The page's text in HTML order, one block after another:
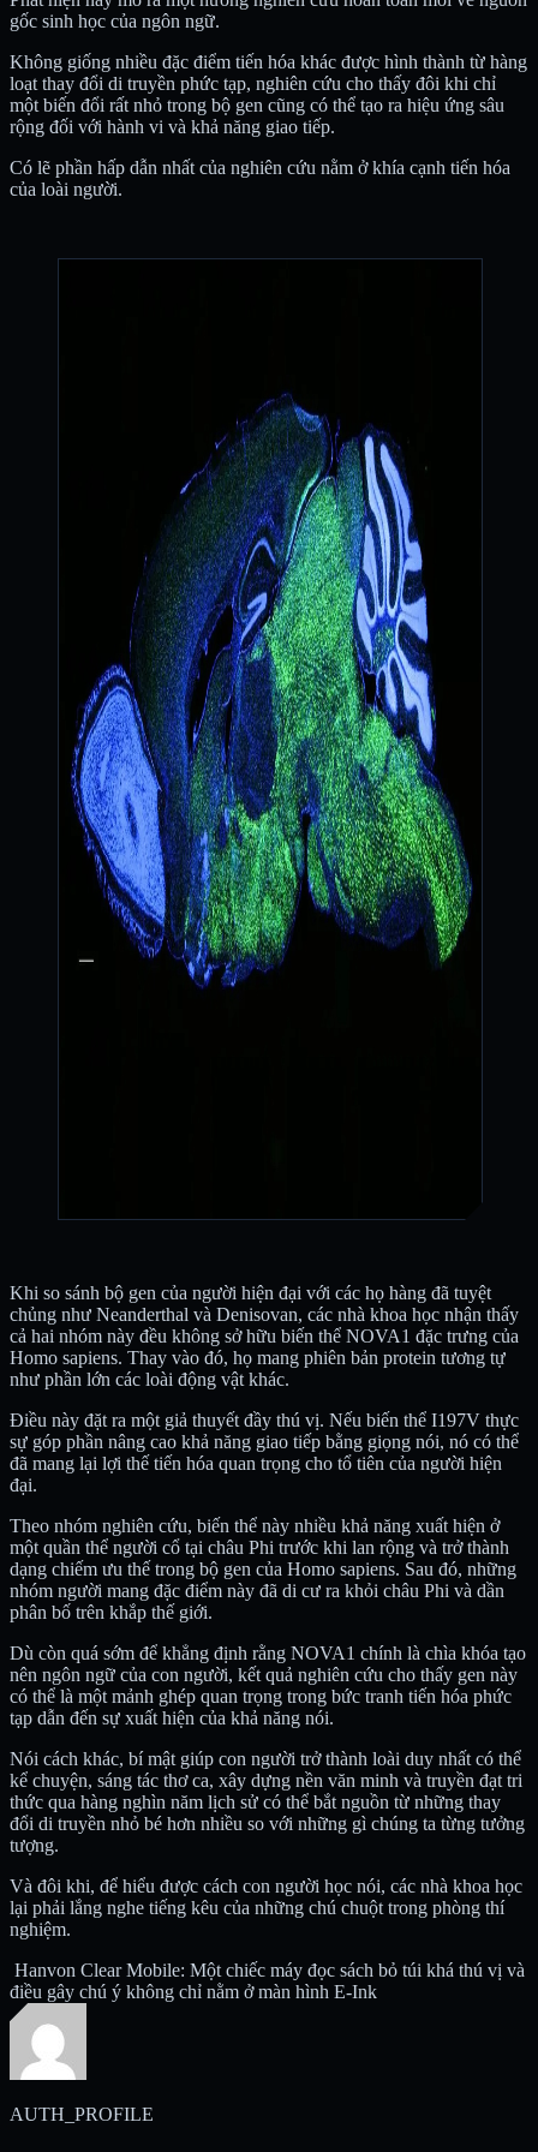
gốc sinh học của ngôn ngữ.
Không giống nhiều đặc điểm tiến hóa khác được hình thành từ hàng
loạt thay đổi di truyền phức tạp, nghiên cứu cho thấy đôi khi chỉ
một biến đổi rất nhỏ trong bộ gen cũng có thể tạo ra hiệu ứng sâu
rộng đối với hành vi và khả năng giao tiếp.
Có lẽ phần hấp dẫn nhất của nghiên cứu nằm ở khía cạnh tiến hóa
của loài người.
Khi so sánh bộ gen của người hiện đại với các họ hàng đã tuyệt
chủng như Neanderthal và Denisovan, các nhà khoa học nhận thấy
cả hai nhóm này đều không sở hữu biến thể NOVA1 đặc trưng của
Homo sapiens. Thay vào đó, họ mang phiên bản protein tương tự
như phần lớn các loài động vật khác.
Điều này đặt ra một giả thuyết đầy thú vị. Nếu biến thể I197V thực
sự góp phần nâng cao khả năng giao tiếp bằng giọng nói, nó có thể
đã mang lại lợi thế tiến hóa quan trọng cho tổ tiên của người hiện
đại.
Theo nhóm nghiên cứu, biến thể này nhiều khả năng xuất hiện ở
một quần thể người cổ tại châu Phi trước khi lan rộng và trở thành
dạng chiếm ưu thế trong bộ gen của Homo sapiens. Sau đó, những
nhóm người mang đặc điểm này đã di cư ra khỏi châu Phi và dần
phân bố trên khắp thế giới.
Dù còn quá sớm để khẳng định rằng NOVA1 chính là chìa khóa tạo
nên ngôn ngữ của con người, kết quả nghiên cứu cho thấy gen này
có thể là một mảnh ghép quan trọng trong bức tranh tiến hóa phức
tạp dẫn đến sự xuất hiện của khả năng nói.
Nói cách khác, bí mật giúp con người trở thành loài duy nhất có thể
kể chuyện, sáng tác thơ ca, xây dựng nền văn minh và truyền đạt tri
thức qua hàng nghìn năm lịch sử có thể bắt nguồn từ những thay
đổi di truyền nhỏ bé hơn nhiều so với những gì chúng ta từng tưởng
tượng.
Và đôi khi, để hiểu được cách con người học nói, các nhà khoa học
lại phải lắng nghe tiếng kêu của những chú chuột trong phòng thí
nghiệm.
Hanvon Clear Mobile: Một chiếc máy đọc sách bỏ túi khá thú vị và
điều gây chú ý không chỉ nằm ở màn hình E-Ink
AUTH_PROFILE